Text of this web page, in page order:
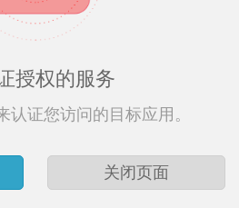
授权的服务
认证您访问的目标应用。